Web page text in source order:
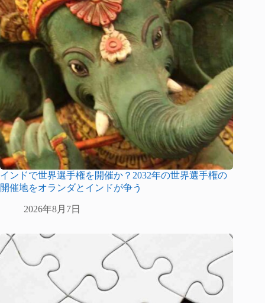
インドで世界選手権を開催か？2032年の世界選手権の
開催地をオランダとインドが争う
2026年8月7日